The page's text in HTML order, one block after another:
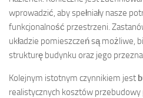
wprowadzić, aby spełniały nasze
funkcjonalność przestrzeni.
układzie pomieszczeń są możliwe,
strukturę budynku oraz jego
Kolejnym istotnym czynnikiem jest
realistycznych kosztów